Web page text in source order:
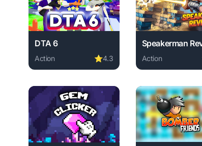
DTA 6
Action ⭐4.3
Play DTA 6 online free. action game, no
Action
Play